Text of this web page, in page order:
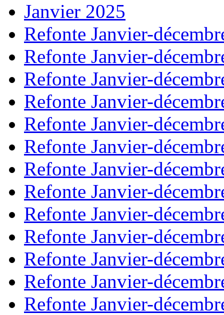
Janvier 2025
Refonte Janvier-
Refonte Janvier-
Refonte Janvier-
Refonte Janvier-
Refonte Janvier-
Refonte Janvier-
Refonte Janvier-
Refonte Janvier-
Refonte Janvier-
Refonte Janvier-
Refonte Janvier-
Refonte Janvier-
Refonte Janvier-